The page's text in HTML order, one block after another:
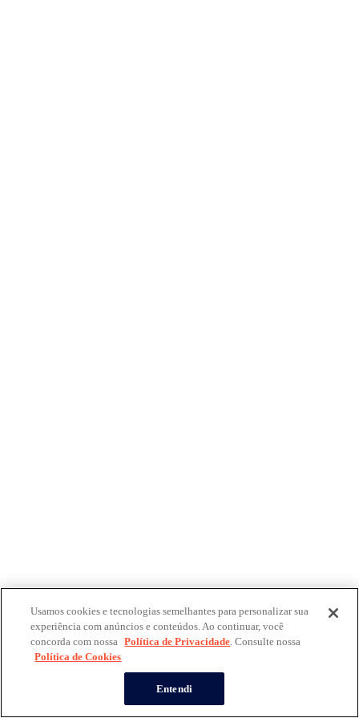
Usamos cookies e tecnologias semelhantes para personalizar sua
experiência com anúncios e conteúdos. Ao continuar, você
concorda com nossa Política de Privacidade. Consulte nossa
Política de Cookies
Entendi